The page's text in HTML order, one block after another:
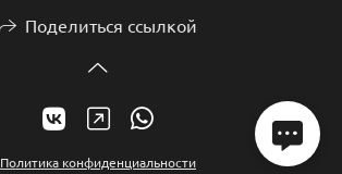
Поделиться ссылкой
Политика конфиденциальности